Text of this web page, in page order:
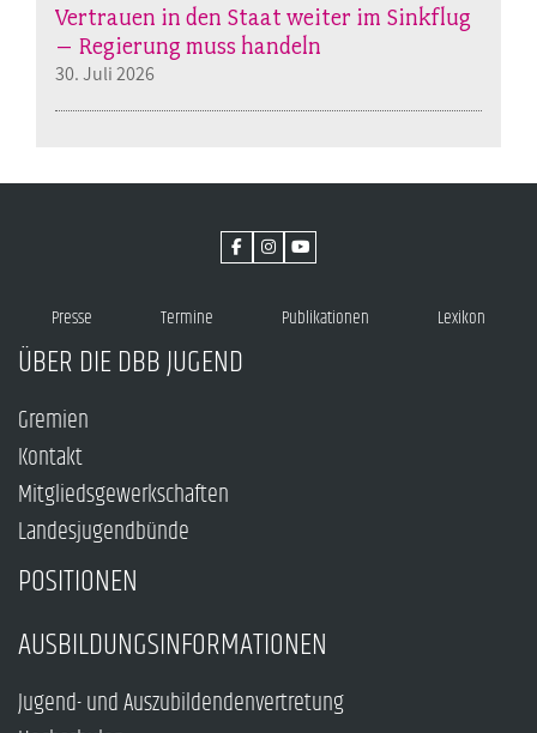
Vertrauen in den Staat weiter im Sinkflug
– Regierung muss handeln
30. Juli 2026
Presse Termine Publikationen Lexikon
ÜBER DIE DBB JUGEND
Gremien
Kontakt
Mitgliedsgewerkschaften
Landesjugendbünde
POSITIONEN
AUSBILDUNGSINFORMATIONEN
Jugend- und Auszubildendenvertretung